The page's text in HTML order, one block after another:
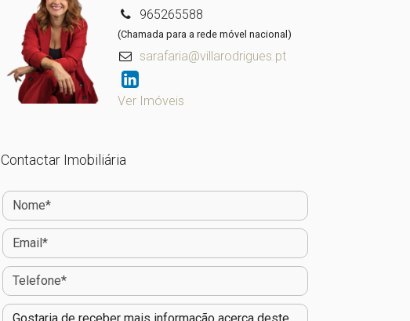
965265588
(Chamada para a rede móvel nacional)
sarafaria@villarodrigues.pt
Ver Imóveis
Contactar Imobiliária